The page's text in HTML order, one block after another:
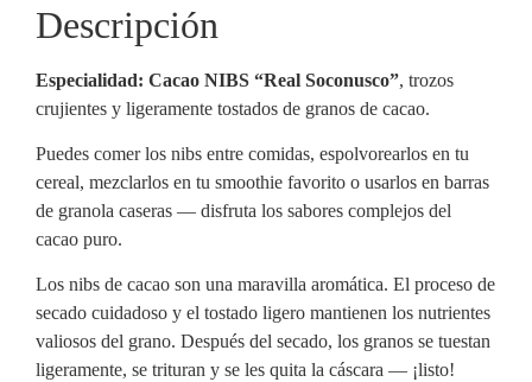
Descripción
Especialidad: Cacao NIBS “Real Soconusco”, trozos
crujientes y ligeramente tostados de granos de cacao.
Puedes comer los nibs entre comidas, espolvorearlos en tu
cereal, mezclarlos en tu smoothie favorito o usarlos en barras
de granola caseras — disfruta los sabores complejos del
cacao puro.
Los nibs de cacao son una maravilla aromática. El proceso de
secado cuidadoso y el tostado ligero mantienen los nutrientes
valiosos del grano. Después del secado, los granos se tuestan
ligeramente, se trituran y se les quita la cáscara — ¡listo!